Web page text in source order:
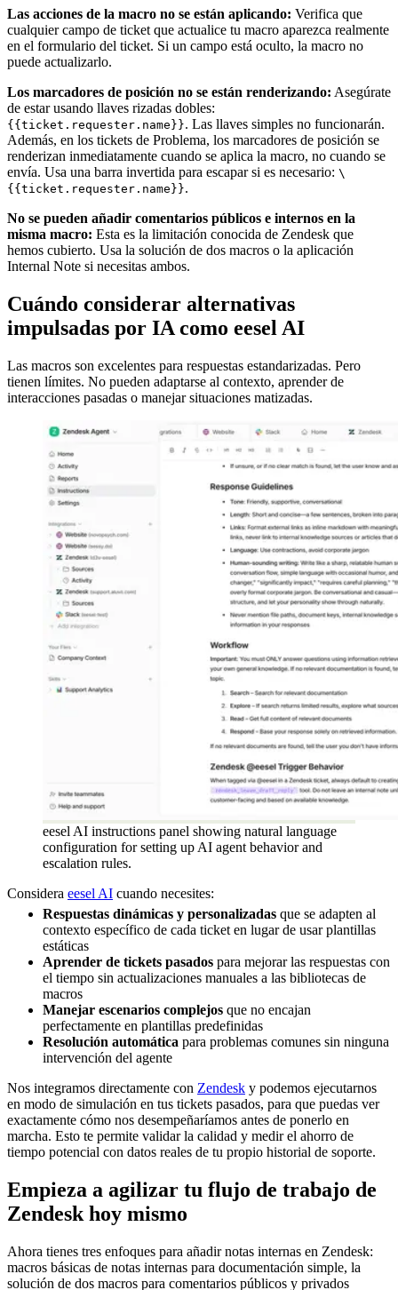
Las acciones de la macro no se están aplicando: Verifica que
cualquier campo de ticket que actualice tu macro aparezca realmente
en el formulario del ticket. Si un campo está oculto, la macro no
puede actualizarlo.
Los marcadores de posición no se están renderizando: Asegúrate
de estar usando llaves rizadas dobles:
{{ticket.requester.name}}. Las llaves simples no funcionarán.
Además, en los tickets de Problema, los marcadores de posición se
renderizan inmediatamente cuando se aplica la macro, no cuando se
envía. Usa una barra invertida para escapar si es necesario: \
{{ticket.requester.name}}.
No se pueden añadir comentarios públicos e internos en la
misma macro: Esta es la limitación conocida de Zendesk que
hemos cubierto. Usa la solución de dos macros o la aplicación
Internal Note si necesitas ambos.
Cuándo considerar alternativas
impulsadas por IA como eesel AI
Las macros son excelentes para respuestas estandarizadas. Pero
tienen límites. No pueden adaptarse al contexto, aprender de
interacciones pasadas o manejar situaciones matizadas.
eesel AI instructions panel showing natural language
configuration for setting up AI agent behavior and
escalation rules.
Considera eesel AI cuando necesites:
Respuestas dinámicas y personalizadas que se adapten al
contexto específico de cada ticket en lugar de usar plantillas
estáticas
Aprender de tickets pasados para mejorar las respuestas con
el tiempo sin actualizaciones manuales a las bibliotecas de
macros
Manejar escenarios complejos que no encajan
perfectamente en plantillas predefinidas
Resolución automática para problemas comunes sin ninguna
intervención del agente
Nos integramos directamente con Zendesk y podemos ejecutarnos
en modo de simulación en tus tickets pasados, para que puedas ver
exactamente cómo nos desempeñaríamos antes de ponerlo en
marcha. Esto te permite validar la calidad y medir el ahorro de
tiempo potencial con datos reales de tu propio historial de soporte.
Empieza a agilizar tu flujo de trabajo de
Zendesk hoy mismo
Ahora tienes tres enfoques para añadir notas internas en Zendesk:
macros básicas de notas internas para documentación simple, la
solución de dos macros para comentarios públicos y privados